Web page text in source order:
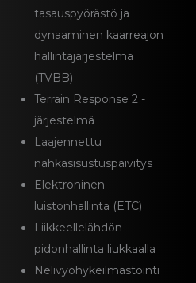
tasauspyörästö ja
dynaaminen kaarreajon
hallintajärjestelmä
(TVBB)
Terrain Response 2 -
järjestelmä
Laajennettu
nahkasisustuspäivitys
Elektroninen
luistonhallinta (ETC)
Liikkeellelähdön
pidonhallinta liukkaalla
Nelivyöhykeilmastointi